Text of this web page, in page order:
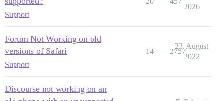
Support
2026
Forum Not Working on old
versions of Safari
Support
14 2757
23. August
2022
Discourse not working on an